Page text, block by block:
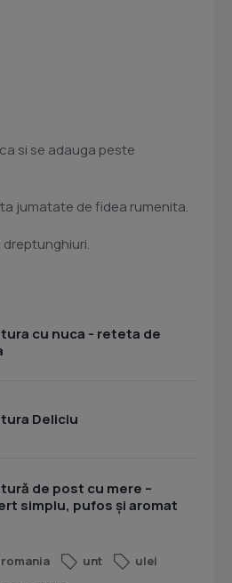
si se adauga peste
jumatate de fidea rumenita.
cu nuca - reteta de
Deliciu
de post cu mere –
simplu, pufos și aromat
unt
ulei